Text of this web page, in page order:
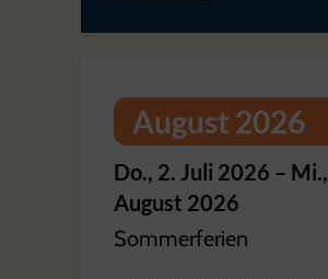
August 2026
Do., 2. Juli 2026 – Mi.,
August 2026
Sommerferien